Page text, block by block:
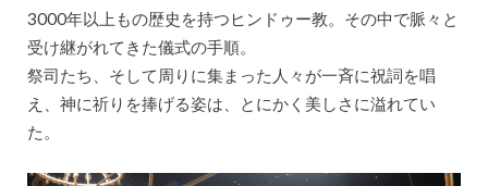
3000年以上もの歴史を持つヒンドゥー教。その中で脈々と
受け継がれてきた儀式の手順。
祭司たち、そして周りに集まった人々が一斉に祝詞を唱
え、神に祈りを捧げる姿は、とにかく美しさに溢れてい
た。